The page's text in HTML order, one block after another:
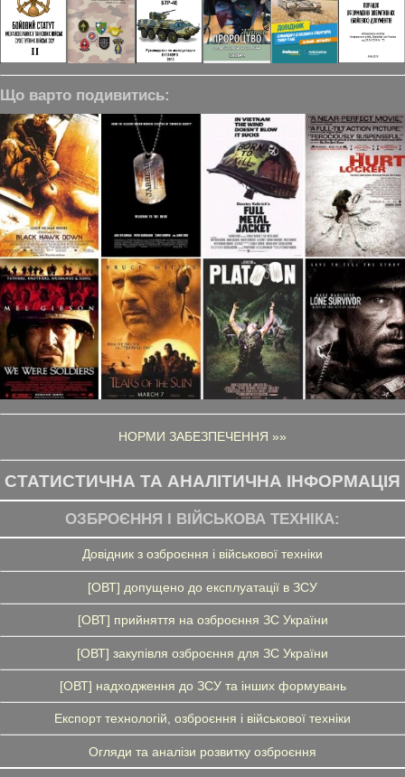
Що варто подивитись:
НОРМИ ЗАБЕЗПЕЧЕННЯ »»
СТАТИСТИЧНА ТА АНАЛІТИЧНА ІНФОРМАЦІЯ
ОЗБРОЄННЯ І ВІЙСЬКОВА ТЕХНІКА:
Довідник з озброєння і військової техніки
[ОВТ] допущено до експлуатації в ЗСУ
[ОВТ] прийняття на озброєння ЗС України
[ОВТ] закупівля озброєння для ЗС України
[ОВТ] надходження до ЗСУ та інших формувань
Експорт технологій, озброєння і військової техніки
Огляди та аналізи розвитку озброєння